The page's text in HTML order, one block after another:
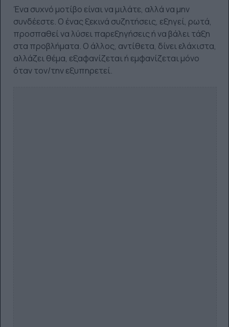
Ένα συχνό μοτίβο είναι να μιλάτε, αλλά να μην
συνδέεστε. Ο ένας ξεκινά συζητήσεις, εξηγεί, ρωτά,
προσπαθεί να λύσει παρεξηγήσεις ή να βάλει τάξη
στα προβλήματα. Ο άλλος, αντίθετα, δίνει ελάχιστα,
αλλάζει θέμα, εξαφανίζεται ή εμφανίζεται μόνο
όταν τον/την εξυπηρετεί.